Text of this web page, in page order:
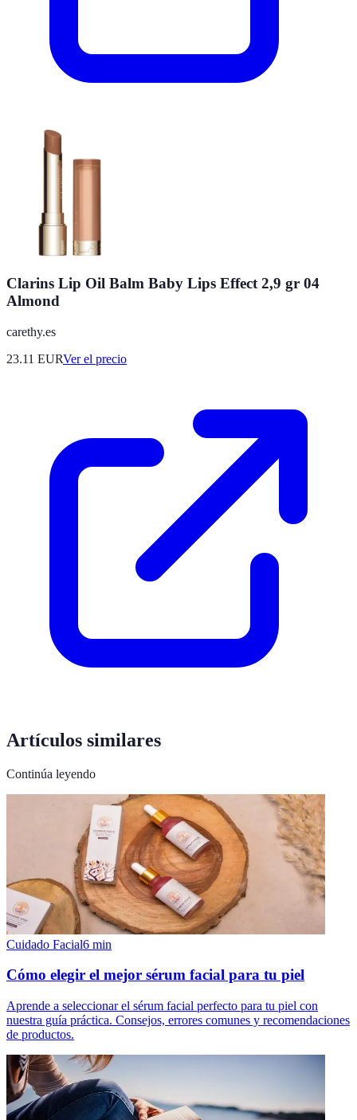
Clarins Lip Oil Balm Baby Lips Effect 2,9 gr 04
Almond
carethy.es
23.11 EURVer el precio
Artículos similares
Continúa leyendo
Cuidado Facial6 min
Cómo elegir el mejor sérum facial para tu piel
Aprende a seleccionar el sérum facial perfecto para tu piel con
nuestra guía práctica. Consejos, errores comunes y recomendaciones
de productos.